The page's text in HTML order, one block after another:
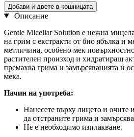
Добави и двете в кошницата
Описание
Gentle Micellar Solution е нежна
на грим с екстракти от био ябълка и
метличина, особено мек
растителен произход и хидратиращ
премахва грима и замърсяванията и
мека.
Начин на употреба:
Нанесете върху лицето и очите
да отстраните грима и
Не е необходимо изплакване.